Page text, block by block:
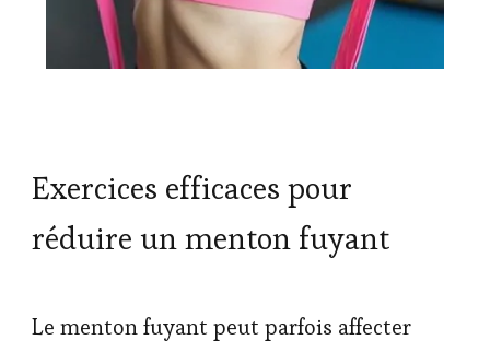
Exercices efficaces pour
réduire un menton fuyant
Le menton fuyant peut parfois affecter